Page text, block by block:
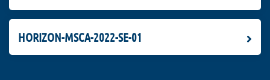
HORIZON-MSCA-2022-SE-01